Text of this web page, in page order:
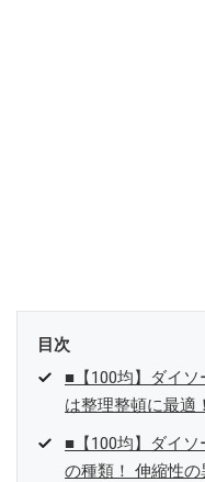
スマホ1つでスキマ時間に効率
目次
■【100均】ダイソ
は整理整頓に最適
■【100均】ダイソ
の種類！ 伸縮性